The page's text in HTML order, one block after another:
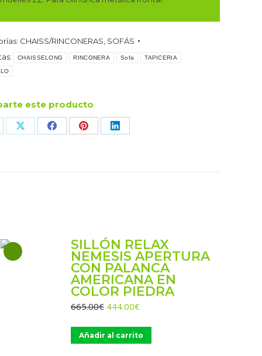
CHAISS/RINCONERAS SOFÁS
CHAISSELONG RINCONERA Sofa TAPICERIA
este producto
Share Share Share Share
SILLÓN RELAX
NEMESIS APERTURA
CON PALANCA
AMERICANA EN
COLOR PIEDRA
665.00€ El
original
era:
444.00€El
actual
es:
Añadir al carrito